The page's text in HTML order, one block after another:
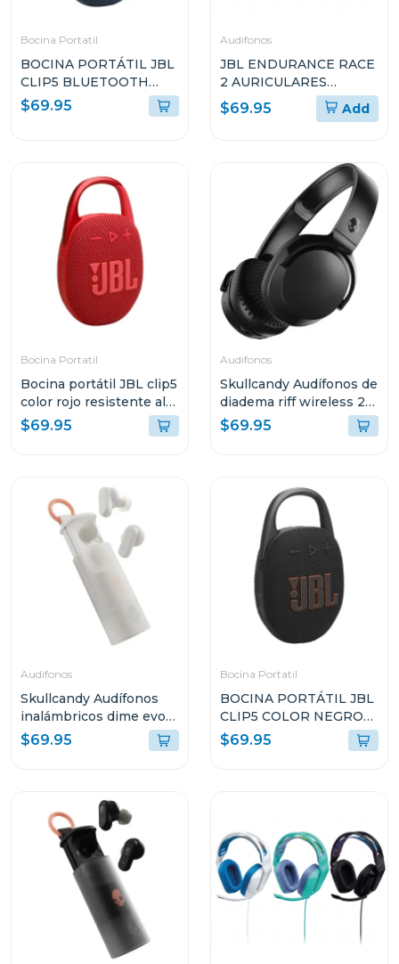
Bocina Portatil
BOCINA PORTÁTIL JBL
CLIP5 BLUETOOTH
COLOR AZUL
RESISTENTE AL AGUA Y
$69.95
Audifonos
JBL ENDURANCE RACE
2 AURICULARES
DEPORTIVOS TRUE
WIRELESS
$69.95 Add
Bocina Portatil
Bocina portátil JBL clip5
color rojo resistente al
agua y polvo
$69.95
Audifonos
Skullcandy Audífonos de
diadema riff wireless 2
true black s5prw
$69.95
Audifonos
Skullcandy Audífonos
inalámbricos dime evo
blanco s951
$69.95
Bocina Portatil
BOCINA PORTÁTIL JBL
CLIP5 COLOR NEGRO
RESISTENTE AL AGUA Y
POLVO
$69.95